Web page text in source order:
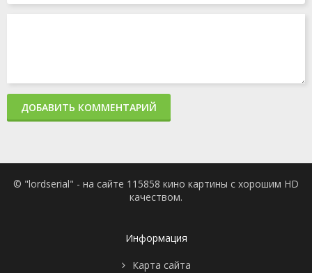
ДОБАВИТЬ КОММЕНТАРИЙ
© "lordserial" - на сайте 115858 кино картины с хорошим HD
качеством.
Информация
Карта сайта